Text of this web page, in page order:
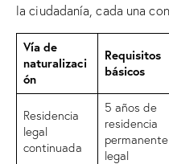
la ciudadanía, cada una
Vía de
naturalizaci
ón
Requisitos
básicos
Residencia
legal
continuada
5 años de
residencia
permanente
legal